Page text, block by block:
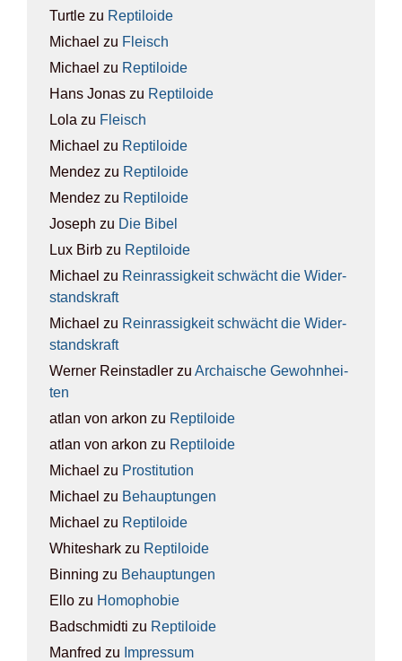
Turtle zu Rep­ti­lo­ide
Michael zu Fleisch
Michael zu Rep­ti­lo­ide
Hans Jonas zu Rep­ti­lo­ide
Lola zu Fleisch
Michael zu Rep­ti­lo­ide
Mendez zu Rep­ti­lo­ide
Mendez zu Rep­ti­lo­ide
Joseph zu Die Bibel
Lux Birb zu Rep­ti­lo­ide
Michael zu Rein­ras­sig­keit schwächt die Wider­
stands­kraft
Michael zu Rein­ras­sig­keit schwächt die Wider­
stands­kraft
Werner Reinstadler zu Archai­sche Gewohn­hei­
ten
atlan von arkon zu Rep­ti­lo­ide
atlan von arkon zu Rep­ti­lo­ide
Michael zu Pro­sti­tu­ti­on
Michael zu Behaup­tun­gen
Michael zu Rep­ti­lo­ide
Whiteshark zu Rep­ti­lo­ide
Binning zu Behaup­tun­gen
Ello zu Homo­pho­bie
Badschmidti zu Rep­ti­lo­ide
Manfred zu Impres­sum